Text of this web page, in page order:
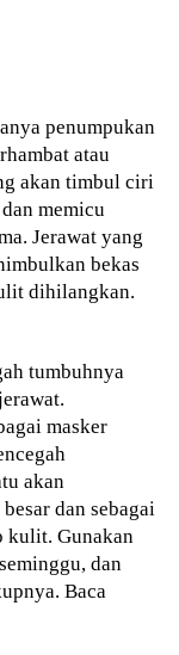
penumpukan
atau
akan timbul ciri
memicu
Jerawat yang
bekas
dihilangkan.
tumbuhnya
masker
akan
dan sebagai
kulit. Gunakan
dan
Baca